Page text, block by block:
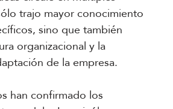
trajo mayor conocimiento
sino que también
organizacional y la
de la empresa.
han confirmado los